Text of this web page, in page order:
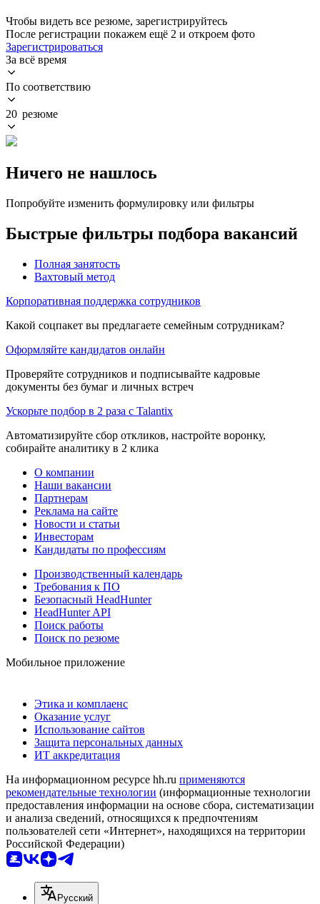
Чтобы видеть все резюме, зарегистрируйтесь
После регистрации покажем ещё 2 и откроем фото
Зарегистрироваться
За всё время
По соответствию
20 резюме
Ничего не нашлось
Попробуйте изменить формулировку или фильтры
Быстрые фильтры подбора вакансий
Полная занятость
Вахтовый метод
Корпоративная поддержка сотрудников
Какой соцпакет вы предлагаете семейным сотрудникам?
Оформляйте кандидатов онлайн
Проверяйте сотрудников и подписывайте кадровые
документы без бумаг и личных встреч
Ускорьте подбор в 2 раза с Talantix
Автоматизируйте сбор откликов, настройте воронку,
собирайте аналитику в 2 клика
О компании
Наши вакансии
Партнерам
Реклама на сайте
Новости и статьи
Инвесторам
Кандидаты по профессиям
Производственный календарь
Требования к ПО
Безопасный HeadHunter
HeadHunter API
Поиск работы
Поиск по резюме
Мобильное приложение
Этика и комплаенс
Оказание услуг
Использование сайтов
Защита персональных данных
ИТ аккредитация
На информационном ресурсе hh.ru применяются
рекомендательные технологии (информационные технологии
предоставления информации на основе сбора, систематизации
и анализа сведений, относящихся к предпочтениям
пользователей сети «Интернет», находящихся на территории
Российской Федерации)
Русский